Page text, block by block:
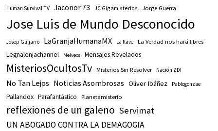
Human Survival TV Jaconor 73 JC Gigamisterios Jorge Guerra
Jose Luis de Mundo Desconocido
Josep Guijarro LaGranjaHumanaMX La llave La Verdad nos hará libres
Legnalenjachannel Melvecs Mensajes Revelados
MisteriosOcultosTv Misterios Sin Resolver Nación ZDI
No Tan Lejos Noticias Asombrosas Oliver Ibáñez Pablogonzae
Pallandox Parafantástico Planetamisterio
reflexiones de un galeno Servimat
UN ABOGADO CONTRA LA DEMAGOGIA